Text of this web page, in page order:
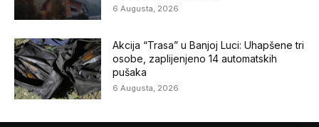
6 Augusta, 2026
Akcija “Trasa” u Banjoj Luci: Uhapšene tri
osobe, zaplijenjeno 14 automatskih
pušaka
6 Augusta, 2026